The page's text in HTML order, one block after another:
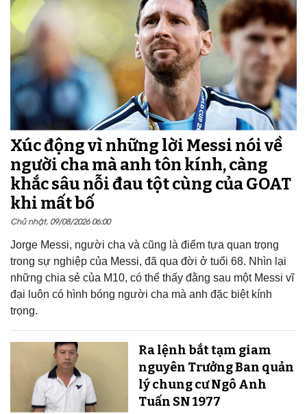
Xúc động vì những lời Messi nói về
người cha mà anh tôn kính, càng
khắc sâu nỗi đau tột cùng của GOAT
khi mất bố
Chủ nhật, 09/08/2026 06:00
Jorge Messi, người cha và cũng là điểm tựa quan trọng
trong sự nghiệp của Messi, đã qua đời ở tuổi 68. Nhìn lại
những chia sẻ của M10, có thể thấy đằng sau một Messi vĩ
đại luôn có hình bóng người cha mà anh đặc biệt kính
trọng.
Ra lệnh bắt tạm giam
nguyên Trưởng Ban quản
lý chung cư Ngô Anh
Tuấn SN 1977